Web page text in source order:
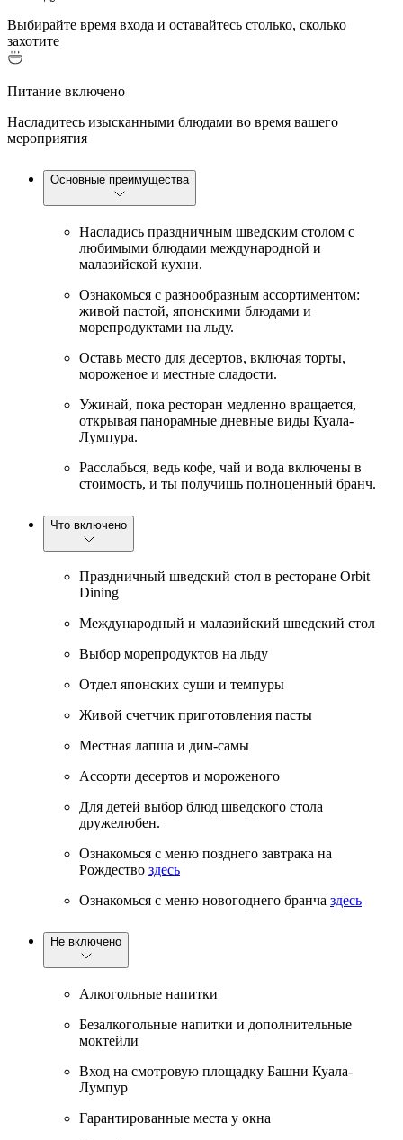
Выбирайте время входа и оставайтесь столько, сколько
захотите
Питание включено
Насладитесь изысканными блюдами во время вашего
мероприятия
Основные преимущества
Насладись праздничным шведским столом с
любимыми блюдами международной и
малазийской кухни.
Ознакомься с разнообразным ассортиментом:
живой пастой, японскими блюдами и
морепродуктами на льду.
Оставь место для десертов, включая торты,
мороженое и местные сладости.
Ужинай, пока ресторан медленно вращается,
открывая панорамные дневные виды Куала-
Лумпура.
Расслабься, ведь кофе, чай и вода включены в
стоимость, и ты получишь полноценный бранч.
Что включено
Праздничный шведский стол в ресторане Orbit
Dining
Международный и малазийский шведский стол
Выбор морепродуктов на льду
Отдел японских суши и темпуры
Живой счетчик приготовления пасты
Местная лапша и дим-самы
Ассорти десертов и мороженого
Для детей выбор блюд шведского стола
дружелюбен.
Ознакомься с меню позднего завтрака на
Рождество здесь
Ознакомься с меню новогоднего бранча здесь
Не включено
Алкогольные напитки
Безалкогольные напитки и дополнительные
моктейли
Вход на смотровую площадку Башни Куала-
Лумпур
Гарантированные места у окна